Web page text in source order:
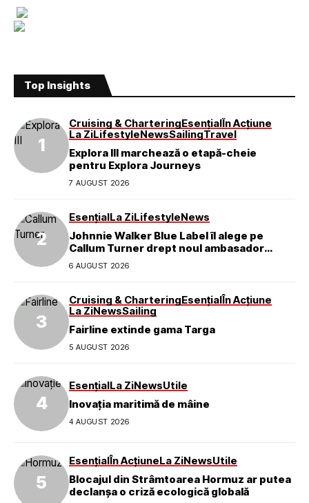
Top Insights
Cruising & CharteringEsențialÎn Acțiune
La ZiLifestyleNewsSailingTravel
Explora III marchează o etapă-cheie
pentru Explora Journeys
7 AUGUST 2026
EsențialLa ZiLifestyleNews
Johnnie Walker Blue Label îl alege pe
Callum Turner drept noul ambasador
global al mărcii
6 AUGUST 2026
Cruising & CharteringEsențialÎn Acțiune
La ZiNewsSailing
Fairline extinde gama Targa
5 AUGUST 2026
EsențialLa ZiNewsUtile
Inovația maritimă de mâine
4 AUGUST 2026
EsențialÎn AcțiuneLa ZiNewsUtile
Blocajul din Strâmtoarea Hormuz ar putea
declanșa o criză ecologică globală